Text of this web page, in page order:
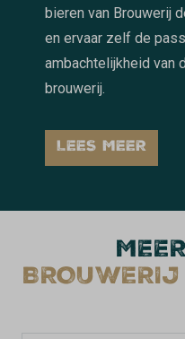
bieren van Brouwerij
en ervaar zelf de
ambachtelijkheid van
brouwerij.
LEES MEER